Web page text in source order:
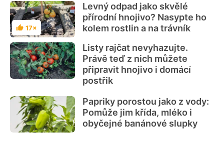
Hodnocení
17×
Levný odpad jako skvělé
přírodní hnojivo? Nasypte ho
kolem rostlin a na trávník
Listy rajčat nevyhazujte.
Právě teď z nich můžete
připravit hnojivo i domácí
postřik
Papriky porostou jako z vody:
Pomůže jim křída, mléko i
obyčejné banánové slupky